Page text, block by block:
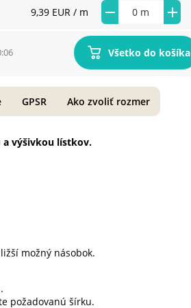
9,39 EUR / m
Všetko do košíka
a výšivkou lístkov.
možný násobok.
požadovanú šírku.
GPSR Ako zvoliť rozmer